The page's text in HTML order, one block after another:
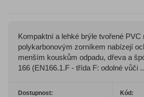
Kompaktní a lehké brýle tvořené PVC
polykarbonovým zorníkem nabízejí
menším kouskům odpadu, dřeva a
166 (EN166.1.F - třída F: odolné vůči
Dostupnost: Kód: